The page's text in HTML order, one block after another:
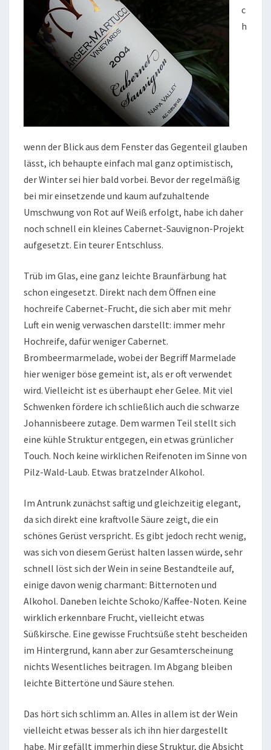
c
h
wenn der Blick aus dem Fenster das Gegenteil glauben
lässt, ich behaupte einfach mal ganz optimistisch,
der Winter sei hier bald vorbei. Bevor der regelmäßig
bei mir einsetzende und kaum aufzuhaltende
Umschwung von Rot auf Weiß erfolgt, habe ich daher
noch schnell ein kleines Cabernet-Sauvignon-Projekt
aufgesetzt. Ein teurer Entschluss.
Trüb im Glas, eine ganz leichte Braunfärbung hat
schon eingesetzt. Direkt nach dem Öffnen eine
hochreife Cabernet-Frucht, die sich aber mit mehr
Luft ein wenig verwaschen darstellt: immer mehr
Hochreife, dafür weniger Cabernet.
Brombeermarmelade, wobei der Begriff Marmelade
hier weniger böse gemeint ist, als er oft verwendet
wird. Vielleicht ist es überhaupt eher Gelee. Mit viel
Schwenken fördere ich schließlich auch die schwarze
Johannisbeere zutage. Dem warmen Teil stellt sich
eine kühle Struktur entgegen, ein etwas grünlicher
Touch. Noch keine wirklichen Reifenoten im Sinne von
Pilz-Wald-Laub. Etwas bratzelnder Alkohol.
Im Antrunk zunächst saftig und gleichzeitig elegant,
da sich direkt eine kraftvolle Säure zeigt, die ein
schönes Gerüst verspricht. Es gibt jedoch recht wenig,
was sich von diesem Gerüst halten lassen würde, sehr
schnell löst sich der Wein in seine Bestandteile auf,
einige davon wenig charmant: Bitternoten und
Alkohol. Daneben leichte Schoko/Kaffee-Noten. Keine
wirklich erkennbare Frucht, vielleicht etwas
Süßkirsche. Eine gewisse Fruchtsüße steht bescheiden
im Hintergrund, kann aber zur Gesamterscheinung
nichts Wesentliches beitragen. Im Abgang bleiben
leichte Bittertöne und Säure stehen.
Das hört sich schlimm an. Alles in allem ist der Wein
vielleicht etwas besser als ich ihn hier dargestellt
habe. Mir gefällt immerhin diese Struktur, die Absicht